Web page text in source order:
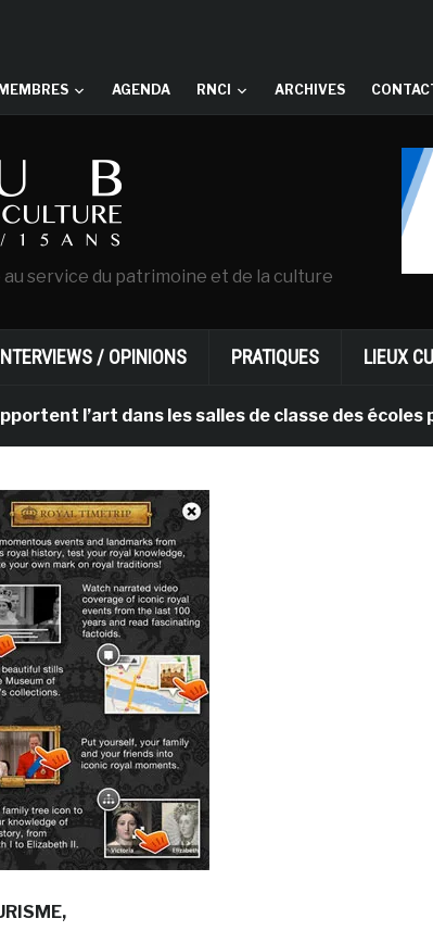
MEMBRES AGENDA RNCI ARCHIVES
service du patrimoine et de la culture
/ OPINIONS PRATIQUES LIEUX
l’art dans les salles de classe des écoles